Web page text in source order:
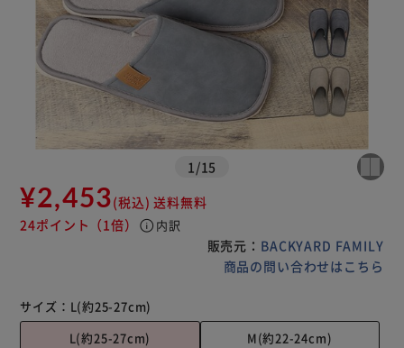
1 /15
¥2,453(税込) 送料無料
24ポイント （1倍） info 内訳
販売元： BACKYARD FAMILY
商品の問い合わせはこちら
サイズ： L(約25-27cm)
L(約25-27cm)
M(約22-24cm)